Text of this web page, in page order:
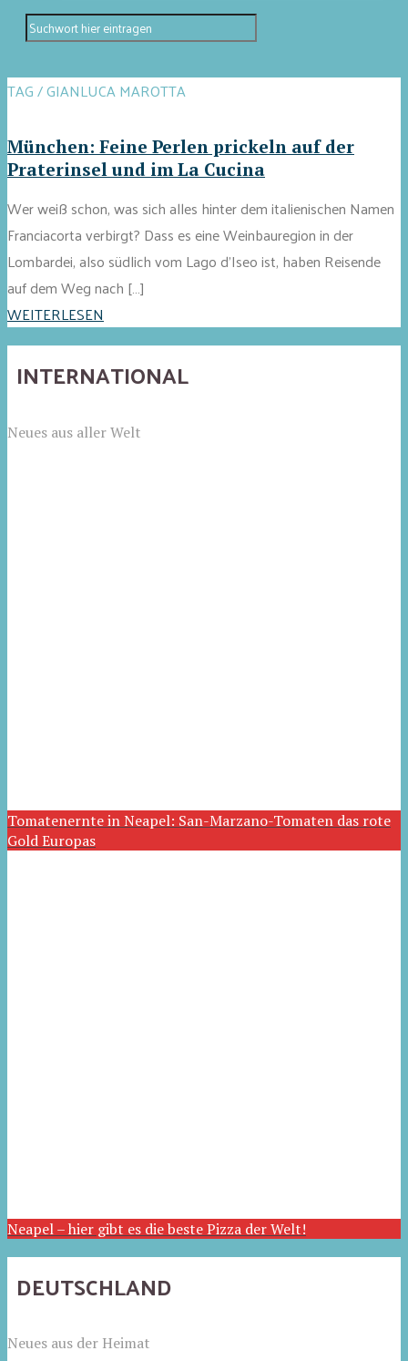
TAG / GIANLUCA MAROTTA
München: Feine Perlen prickeln auf der
Praterinsel und im La Cucina
Wer weiß schon, was sich alles hinter dem italienischen Namen
Franciacorta verbirgt? Dass es eine Weinbauregion in der
Lombardei, also südlich vom Lago d'Iseo ist, haben Reisende
auf dem Weg nach […]
WEITERLESEN
INTERNATIONAL
Neues aus aller Welt
Tomatenernte in Neapel: San-Marzano-Tomaten das rote
Gold Europas
Neapel – hier gibt es die beste Pizza der Welt!
DEUTSCHLAND
Neues aus der Heimat